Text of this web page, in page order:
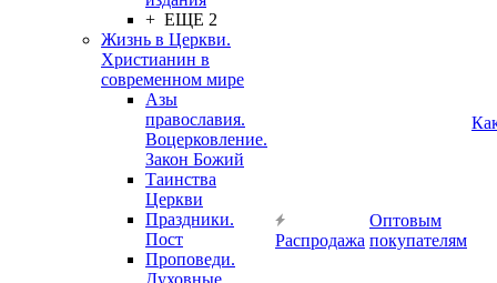
+ ЕЩЕ 2
Жизнь в Церкви.
Христианин в
современном мире
Азы
православия.
Воцерковление.
Закон Божий
Таинства
Церкви
Праздники.
Пост
Проповеди.
Духовные
Распродажа
Оптовым
покупателям